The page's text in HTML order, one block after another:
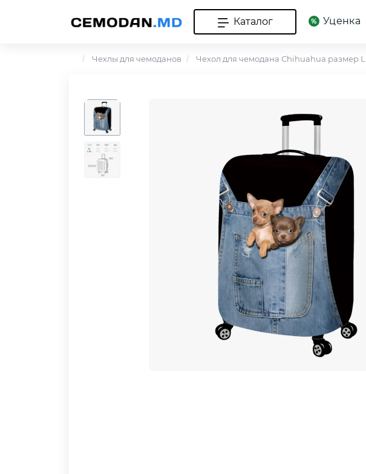
Каталог Уценка
Чехлы для чемоданов Чехол для чемодана Chihuahua размер L